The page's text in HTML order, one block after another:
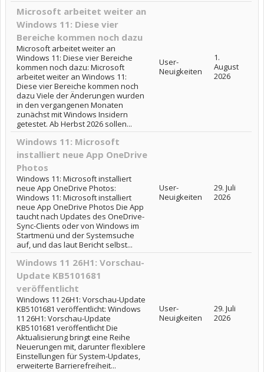
Microsoft arbeitet weiter an
Windows 11: Diese vier
Bereiche kommen noch dazu
Microsoft arbeitet weiter an
Windows 11: Diese vier Bereiche
kommen noch dazu: Microsoft
arbeitet weiter an Windows 11:
Diese vier Bereiche kommen noch
dazu Viele der Änderungen wurden
in den vergangenen Monaten
zunächst mit Windows Insidern
getestet. Ab Herbst 2026 sollen...
User-
Neuigkeiten
1.
August
2026
Windows 11: Microsoft
installiert neue App OneDrive
Photos
Windows 11: Microsoft installiert
neue App OneDrive Photos:
Windows 11: Microsoft installiert
neue App OneDrive Photos Die App
taucht nach Updates des OneDrive-
Sync-Clients oder von Windows im
Startmenü und der Systemsuche
auf, und das laut Bericht selbst...
User-
Neuigkeiten
29. Juli
2026
Windows 11 26H1: Vorschau-
Update KB5101681
veröffentlicht
Windows 11 26H1: Vorschau-Update
KB5101681 veröffentlicht: Windows
11 26H1: Vorschau-Update
KB5101681 veröffentlicht Die
Aktualisierung bringt eine Reihe
Neuerungen mit, darunter flexiblere
Einstellungen für System-Updates,
erweiterte Barrierefreiheit...
User-
Neuigkeiten
29. Juli
2026